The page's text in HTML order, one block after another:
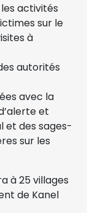
activités
sur le
à
autorités
avec la
et
et des sages-
sur les
à 25 villages
de Kanel